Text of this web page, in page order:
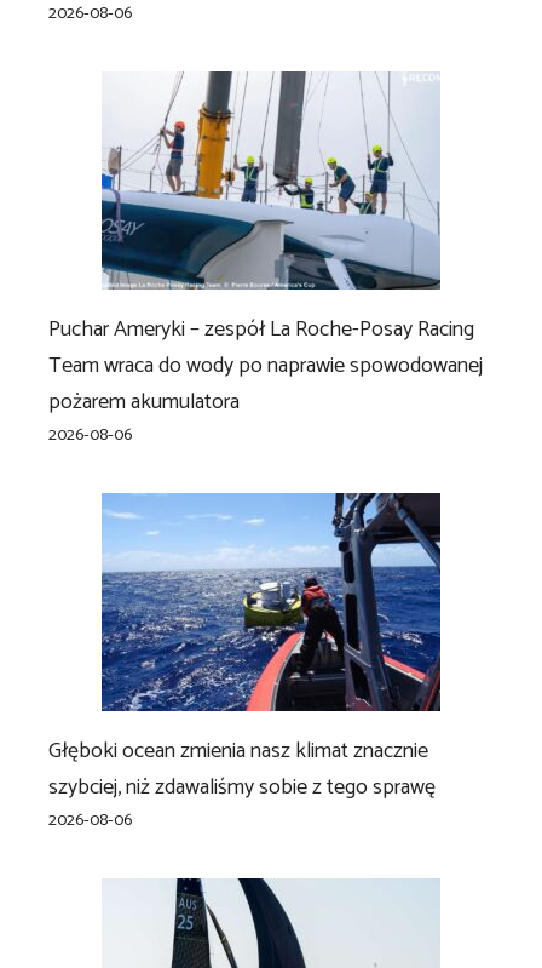
2026-08-06
Puchar Ameryki – zespół La Roche-Posay Racing
Team wraca do wody po naprawie spowodowanej
pożarem akumulatora
2026-08-06
Głęboki ocean zmienia nasz klimat znacznie
szybciej, niż zdawaliśmy sobie z tego sprawę
2026-08-06